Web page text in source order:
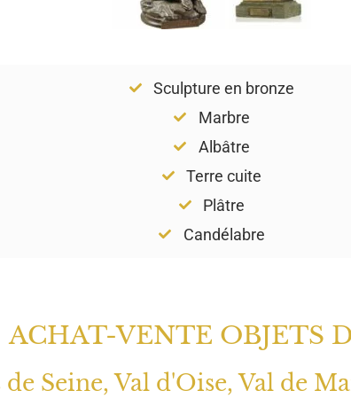
Sculpture en bronze
Marbre
Albâtre
Terre cuite
Plâtre
Candélabre
ACHAT-VENTE OBJETS
Seine, Val d'Oise, Val de